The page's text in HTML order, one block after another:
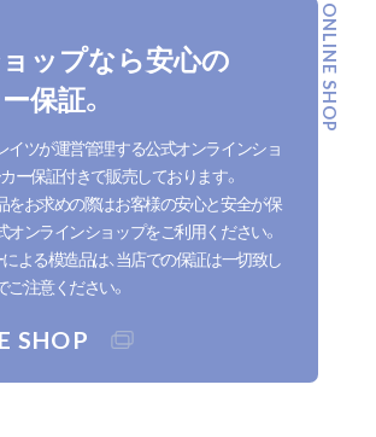
ップなら安心の
保証。
イツが運営管理する公式オンラインショ
カー保証付きで販売しております。
をお求めの際はお客様の安心と安全が保
オンラインショップをご利用ください。
よる模造品は、当店での保証は一切致し
注意ください。
SHOP
ONLINE SHOP